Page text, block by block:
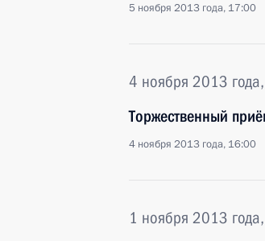
5 ноября 2013 года, 17:00
4 ноября 2013
Торжественный
4 ноября 2013 года, 16:00
1 ноября 2013